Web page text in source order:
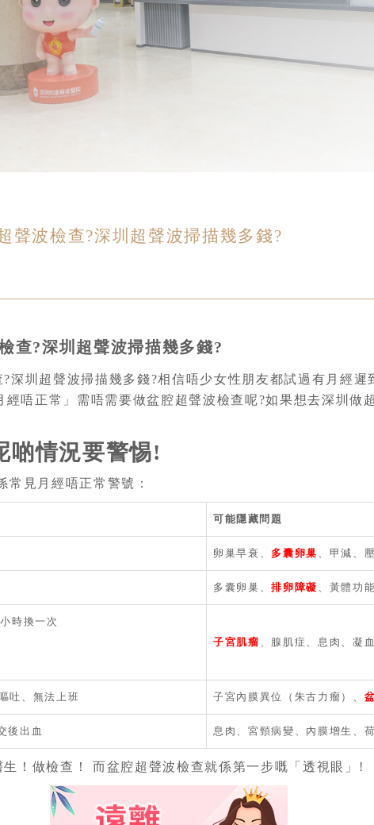
聲波檢查?深圳超聲波掃描幾多錢?
查?深圳超聲波掃描幾多錢?
深圳超聲波掃描幾多錢?相信唔少女性朋友都試過有月經
唔正常」需唔需要做盆腔超聲波檢查呢?如果想去深圳做
啲情況要警惕!
常見月經唔正常警號：
可能隱藏問題
卵巢早衰、 多囊卵巢 、甲減、
多囊卵巢、排卵障礙 、黃體功
時換一次
子宮肌瘤 、腺肌症、息肉、凝
吐、無法上班 子宮內膜異位（朱古力瘤）、
後出血 息肉、宮頸病變、內膜增生、
！做檢查！ 而盆腔超聲波檢查就係第一步嘅「透視眼」!